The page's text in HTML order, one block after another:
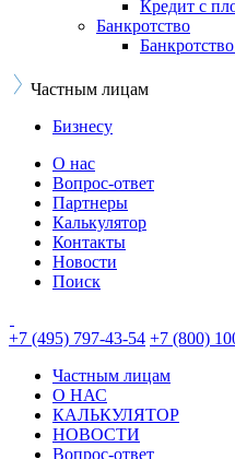
Кредит с
Банкротство
Частным лицам
Бизнесу
О нас
Вопрос-ответ
Партнеры
Калькулятор
Контакты
Новости
Поиск
+7 (495) 797-43-54 +7 (800)
Частным лицам
О НАС
КАЛЬКУЛЯТОР
НОВОСТИ
Вопрос-ответ